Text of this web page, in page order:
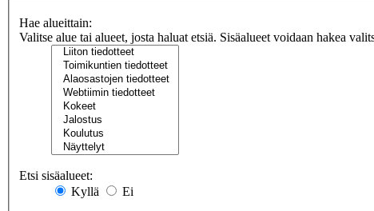
Hae alueittain:
Valitse alue tai alueet, josta haluat etsiä. Sisäalueet voidaan hakea
Etsi sisäalueet:
Kyllä
Ei